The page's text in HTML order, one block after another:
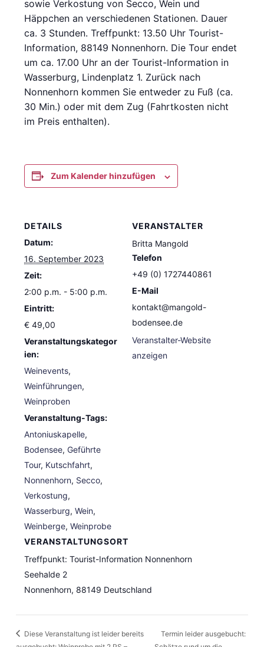
sowie Verkostung von Secco, Wein und
Häppchen an verschiedenen Stationen. Dauer
ca. 3 Stunden. Treffpunkt: 13.50 Uhr Tourist-
Information, 88149 Nonnenhorn. Die Tour endet
um ca. 17.00 Uhr an der Tourist-Information in
Wasserburg, Lindenplatz 1. Zurück nach
Nonnenhorn kommen Sie entweder zu Fuß (ca.
30 Min.) oder mit dem Zug (Fahrtkosten nicht
im Preis enthalten).
Zum Kalender hinzufügen
DETAILS
Datum:
16. September 2023
Zeit:
2:00 p.m. - 5:00 p.m.
Eintritt:
€ 49,00
Veranstaltungskategor
ien:
Weinevents,
Weinführungen,
Weinproben
Veranstaltung-Tags:
Antoniuskapelle,
Bodensee,Geführte
Tour, Kutschfahrt,
Nonnenhorn, Secco,
Verkostung,
Wasserburg,Wein,
Weinberge,Weinprobe
VERANSTALTUNGSORT
Treffpunkt: Tourist-Information Nonnenhorn
Seehalde 2
Nonnenhorn, 88149 Deutschland
VERANSTALTER
Britta Mangold
Telefon
+49 (0) 1727440861
E-Mail
kontakt@mangold-
bodensee.de
Veranstalter-Website
anzeigen
Diese Veranstaltung ist leider bereits
Termin leider ausgebucht: